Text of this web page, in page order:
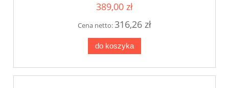
389,00 zł
Cena netto:316,26 zł
do koszyka